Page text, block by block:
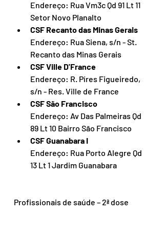
Endereço: Rua Vm3c Qd 91 Lt 11
Setor Novo Planalto
CSF Recanto das Minas Gerais
Endereço: Rua Siena, s/n - St.
Recanto das Minas Gerais
CSF Ville D'France
Endereço: R. Píres Figueiredo,
s/n - Res. Ville de France
CSF São Francisco
Endereço: Av Das Palmeiras Qd
89 Lt 10 Bairro São Francisco
CSF Guanabara I
Endereço: Rua Porto Alegre Qd
13 Lt 1 Jardim Guanabara
Profissionais de saúde – 2ª dose